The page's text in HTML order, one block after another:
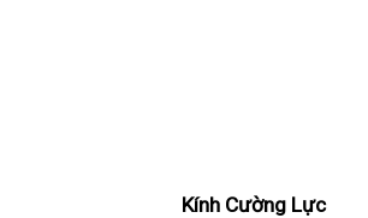
Kính Cường Lực